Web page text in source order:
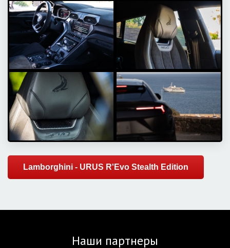
Lamborghini - URUS R'Evo Stealth Edition
Наши партнеры